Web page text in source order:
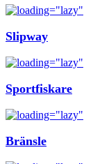
Slipway
Sportfiskare
Bränsle